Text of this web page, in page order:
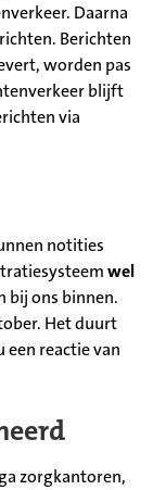
Daarna
Berichten
worden pas
blijft
via
notities
wel
bij ons binnen.
Het duurt
reactie van
zorgkantoren,